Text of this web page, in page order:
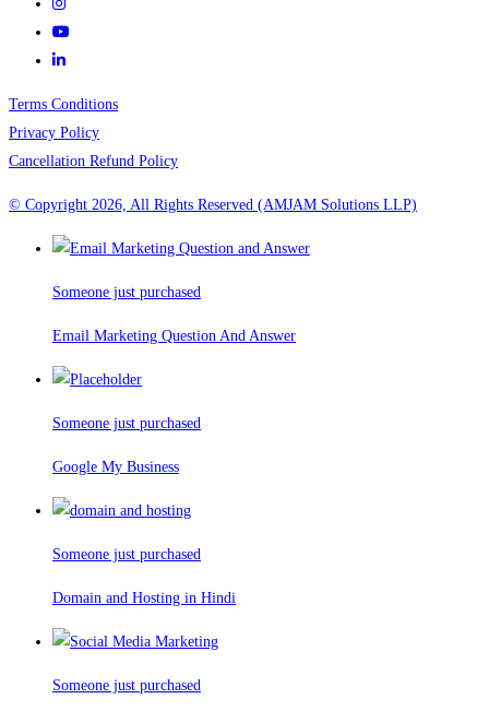
Terms Conditions
Privacy Policy
Cancellation Refund Policy
© Copyright 2026, All Rights Reserved (AMJAM Solutions LLP)
Someone just purchased
Email Marketing Question And Answer
Someone just purchased
Google My Business
Someone just purchased
Domain and Hosting in Hindi
Someone just purchased